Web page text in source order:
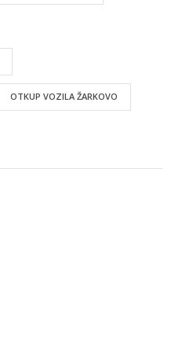
OTKUP VOZILA ŽARKOVO